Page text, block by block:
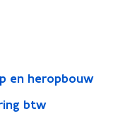
en heropbouw
btw